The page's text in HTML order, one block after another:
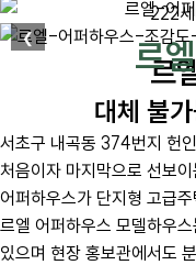
222세
르
❮
르
대체 불
서초구 내곡동 374번지 헌
처음이자 마지막으로 선보
어퍼하우스가 단지형 고급
르엘 어퍼하우스 모델하우
있으며 현장 홍보관에서도